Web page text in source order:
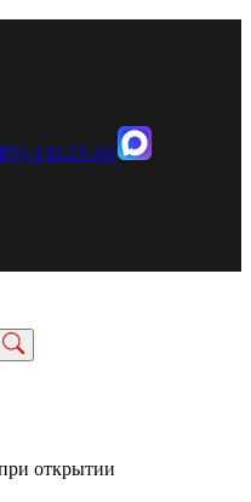
136-23-00
открытии